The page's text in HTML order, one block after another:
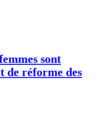
sont
de réforme des